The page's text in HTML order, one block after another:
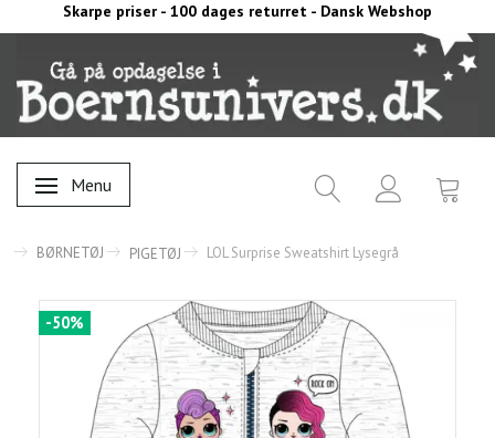
Skarpe priser - 100 dages returret - Dansk Webshop
Skifte navigation
Menu
BØRNETØJ PIGETØJ LOL Surprise Sweatshirt Lysegrå
-50%